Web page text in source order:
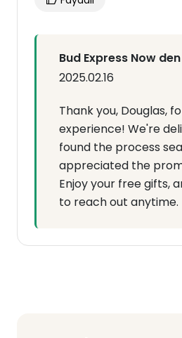
Bud Express Now
2025.02.16
Thank you, Douglas,
experience! We're
found the process
appreciated the
Enjoy your free gifts,
to reach out anytime.